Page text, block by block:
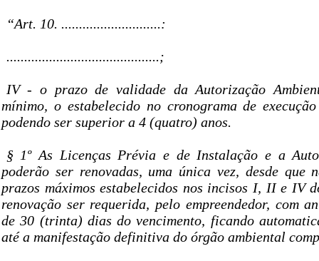
“Art. 10. ............................:
...........................................;
IV - o prazo de validade da Autorização
mínimo, o estabelecido no cronograma de
podendo ser superior a 4 (quatro) anos.
§ 1º As Licenças Prévia e de Instalação e a
poderão ser renovadas, uma única vez, desde que
prazos máximos estabelecidos nos incisos I, II e IV
renovação ser requerida, pelo empreendedor, com
de 30 (trinta) dias do vencimento, ficando
até a manifestação definitiva do órgão ambiental